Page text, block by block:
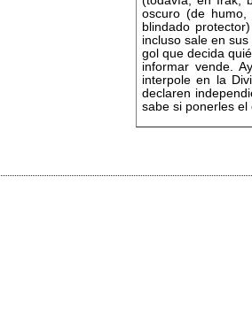
oscuro (de
blindado
incluso sale en
gol que decida
informar vende.
interpole en la
declaren
sabe si ponerles el